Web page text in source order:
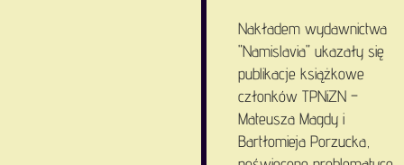
Nakładem wydawnictwa
"Namislavia" ukazały się
publikacje książkowe
członków TPNiZN –
Mateusza Magdy i
Bartłomieja Porzucka,